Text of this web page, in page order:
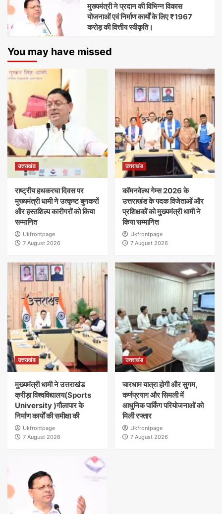
मुख्यमंत्री ने प्रदान की विभिन्न विकास
योजनाओं एवं निर्माण कार्यों के लिए ₹1967
करोड़ की वित्तीय स्वीकृति।
You may have missed
उत्तराखंड
राष्ट्रीय हथकरघा दिवस पर
मुख्यमंत्री धामी ने उत्कृष्ट बुनकरों
और हस्तशिल्प कारीगरों को किया
सम्मानित
Ukfrontpage
7 August 2026
उत्तराखंड
कॉमनवेल्थ गेम्स 2026 के
उत्तराखंड के पदक विजेताओं और
प्रशिक्षकों को मुख्यमंत्री धामी ने
किया सम्मानित
Ukfrontpage
7 August 2026
उत्तराखंड
मुख्यमंत्री धामी ने उत्तराखंड
क्रीड़ा विश्वविद्यालय(Sports
University )गौलापार के
निर्माण कार्यों की समीक्षा की
Ukfrontpage
7 August 2026
उत्तराखंड
चारधाम यात्रा होगी और सुगम,
कर्णप्रयाग और सिमली में
आधुनिक पार्किंग परियोजनाओं को
मिली रफ्तार
Ukfrontpage
7 August 2026